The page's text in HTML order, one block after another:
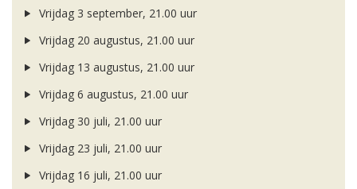
Vrijdag 3 september, 21.00 uur
Vrijdag 20 augustus, 21.00 uur
Vrijdag 13 augustus, 21.00 uur
Vrijdag 6 augustus, 21.00 uur
Vrijdag 30 juli, 21.00 uur
Vrijdag 23 juli, 21.00 uur
Vrijdag 16 juli, 21.00 uur